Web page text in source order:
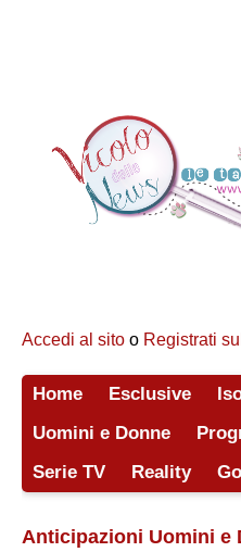
Accedi al sito o Registrati
Home Esclusive
Uomini e Donne
Serie TV
Reality
Anticipazioni Uomini e